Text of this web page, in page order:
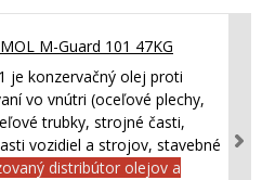
M-Guard 101 47KG
je konzervačný olej proti
vo vnútri (oceľové plechy,
trubky, strojné časti,
vozidiel a strojov, stavebné
distribútor olejov a